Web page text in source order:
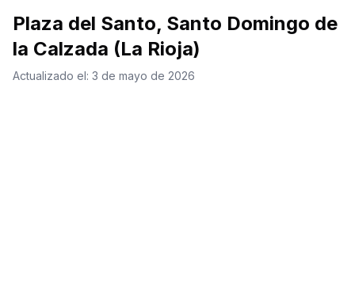
Plaza del Santo, Santo Domingo de
la Calzada (La Rioja)
Actualizado el: 3 de mayo de 2026